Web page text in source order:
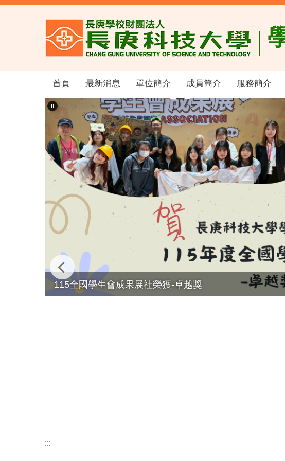
跳
首頁 最新消息 單位簡介 成員簡介 服務簡介
115全國學生會成果展社榮獲-卓越獎
:::